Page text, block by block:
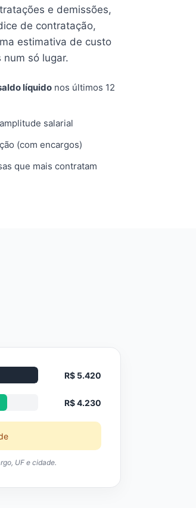
e demissões,
de contratação,
estimativa de custo
num só lugar.
líquido nos últimos 12
salarial
(com encargos)
que mais contratam
R$ 5.420
R$ 4.230
UF e cidade.